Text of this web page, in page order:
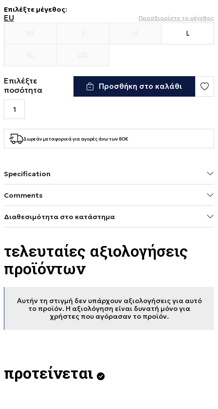
Επιλέξτε μέγεθος:
EU Προσδιορίστε το μέγεθος
L
Επιλέξτε
ποσότητα
Προσθήκη στο καλάθι
Δωρεάν μεταφορικά για αγορές άνω των 80€
Specification
Comments
Διαθεσιμότητα στο κατάστημα
τελευταίες αξιολογήσεις
προϊόντων
Αυτήν τη στιγμή δεν υπάρχουν αξιολογήσεις για αυτό
το προϊόν. Η αξιολόγηση είναι δυνατή μόνο για
χρήστες που αγόρασαν το προϊόν.
προτείνεται